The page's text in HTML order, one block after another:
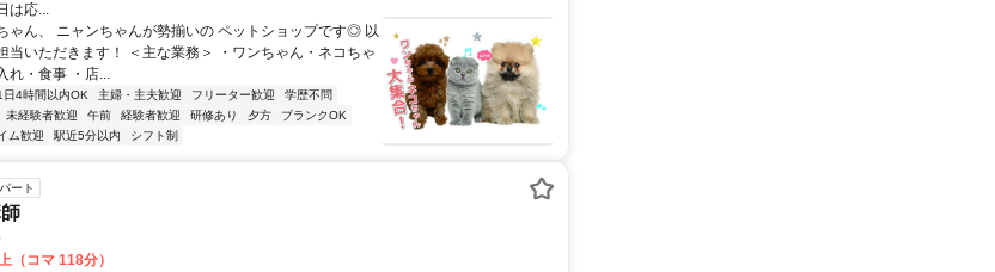
は応...
ゃん、 ニャンちゃんが勢揃いの ペットショップです◎ 以
当いただきます！ ＜主な業務＞ ・ワンちゃん・ネコちゃ
れ・食事 ・店...
日4時間以内OK 主婦・主夫歓迎 フリーター歓迎
学歴不問
未経験者歓迎 午前 経験者歓迎 研修あり 夕方
ブランクOK
ム歓迎 駅近5分以内 シフト制
ート
（コマ 118分）